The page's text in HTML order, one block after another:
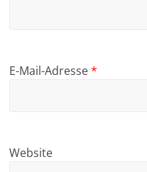
E-Mail-Adresse*
Website